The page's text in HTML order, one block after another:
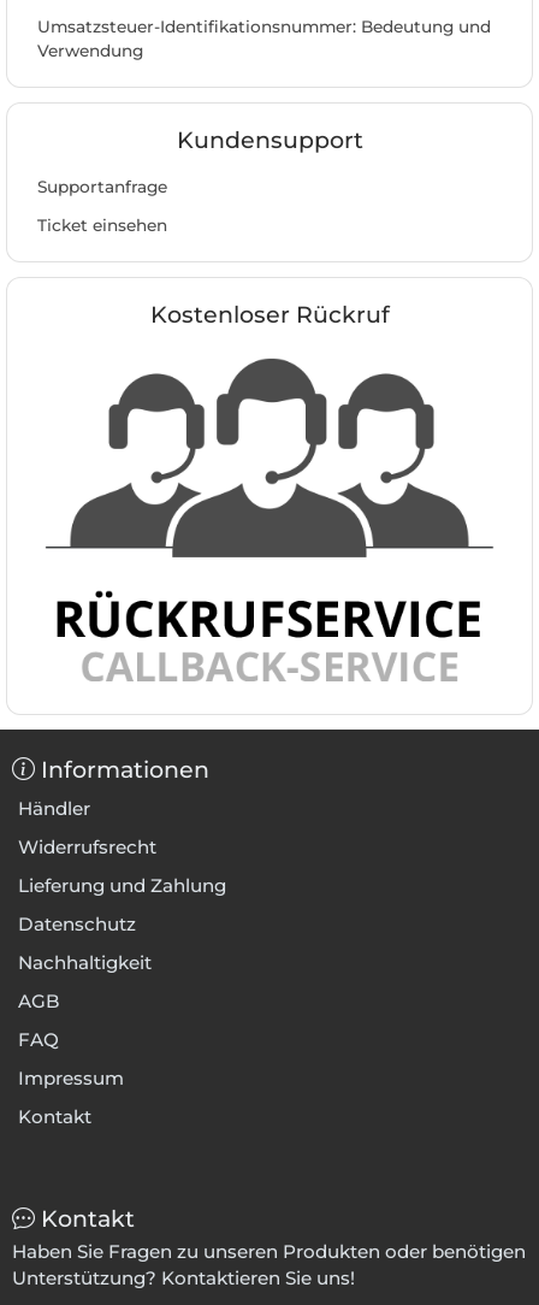
Umsatzsteuer-Identifikationsnummer: Bedeutung und
Verwendung
Kundensupport
Supportanfrage
Ticket einsehen
Kostenloser Rückruf
Informationen
Händler
Widerrufsrecht
Lieferung und Zahlung
Datenschutz
Nachhaltigkeit
AGB
FAQ
Impressum
Kontakt
Kontakt
Haben Sie Fragen zu unseren Produkten oder benötigen
Unterstützung? Kontaktieren Sie uns!